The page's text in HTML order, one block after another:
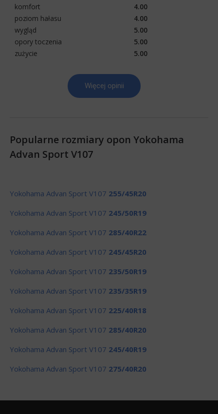
komfort
4.00
poziom hałasu
4.00
wygląd
5.00
opory toczenia
5.00
zużycie
5.00
Więcej opinii
Popularne rozmiary opon Yokohama
Advan Sport V107
Yokohama Advan Sport V107 255/45R20
Yokohama Advan Sport V107 245/50R19
Yokohama Advan Sport V107 285/40R22
Yokohama Advan Sport V107 245/45R20
Yokohama Advan Sport V107 235/50R19
Yokohama Advan Sport V107 235/35R19
Yokohama Advan Sport V107 225/40R18
Yokohama Advan Sport V107 285/40R20
Yokohama Advan Sport V107 245/40R19
Yokohama Advan Sport V107 275/40R20